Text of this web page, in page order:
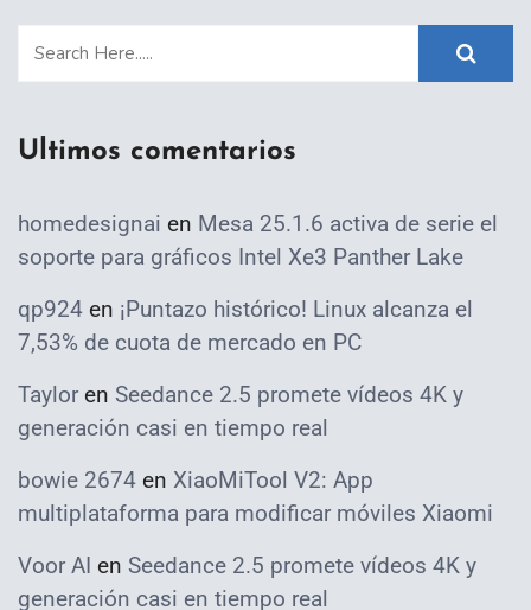
Ultimos comentarios
homedesignai en Mesa 25.1.6 activa de serie el
soporte para gráficos Intel Xe3 Panther Lake
qp924 en ¡Puntazo histórico! Linux alcanza el
7,53% de cuota de mercado en PC
Taylor en Seedance 2.5 promete vídeos 4K y
generación casi en tiempo real
bowie 2674 en XiaoMiTool V2: App
multiplataforma para modificar móviles Xiaomi
Voor AI en Seedance 2.5 promete vídeos 4K y
generación casi en tiempo real